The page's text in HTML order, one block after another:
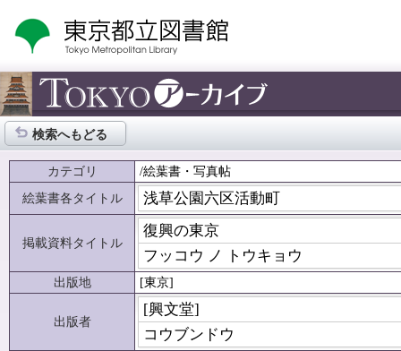
検索へもどる
カテゴリ
/絵葉書・写真帖
絵葉書各タイトル
浅草公園六区活動町
掲載資料タイトル
復興の東京
フッコウ ノ トウキョウ
出版地 [東京]
出版者
[興文堂]
コウブンドウ